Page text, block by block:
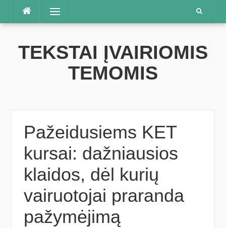
Praleisti
Meniu
TEKSTAI ĮVAIRIOMIS
TEMOMIS
Pažeidusiems KET
kursai: dažniausios
klaidos, dėl kurių
vairuotojai praranda
pažymėjimą